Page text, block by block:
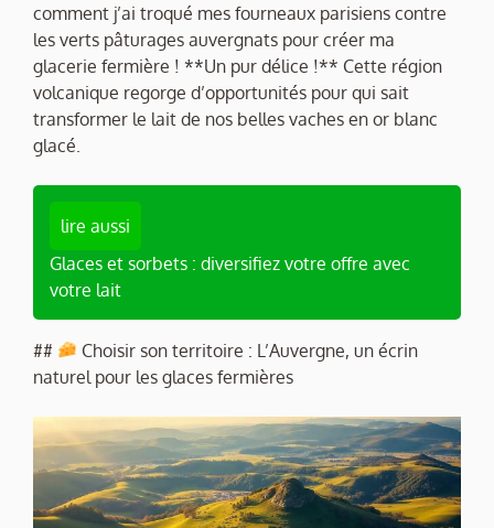
comment j’ai troqué mes fourneaux parisiens contre
les verts pâturages auvergnats pour créer ma
glacerie fermière ! **Un pur délice !** Cette région
volcanique regorge d’opportunités pour qui sait
transformer le lait de nos belles vaches en or blanc
glacé.
lire aussi
Glaces et sorbets : diversifiez votre offre avec
votre lait
##
Choisir son territoire : L’Auvergne, un écrin
naturel pour les glaces fermières